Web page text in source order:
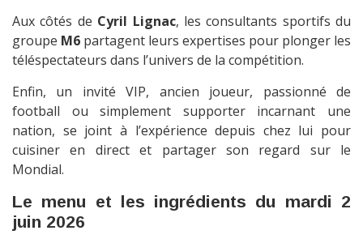
Aux côtés de Cyril Lignac, les consultants sportifs du
groupe M6 partagent leurs expertises pour plonger les
téléspectateurs dans l’univers de la compétition.
Enfin, un invité VIP, ancien joueur, passionné de
football ou simplement supporter incarnant une
nation, se joint à l’expérience depuis chez lui pour
cuisiner en direct et partager son regard sur le
Mondial.
Le menu et les ingrédients du mardi 2
juin 2026